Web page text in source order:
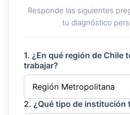
Responde las siguientes
tu diagnóstico
1. ¿En qué región de Chile
trabajar?
2. ¿Qué tipo de institución